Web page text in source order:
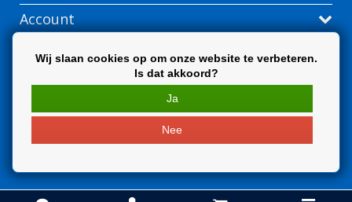
Account
Wij slaan cookies op om onze website te verbeteren.
Is dat akkoord?
Ja
Nee